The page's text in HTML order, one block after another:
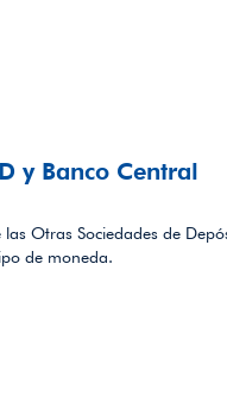
y Banco Central
Otras Sociedades de
de moneda.